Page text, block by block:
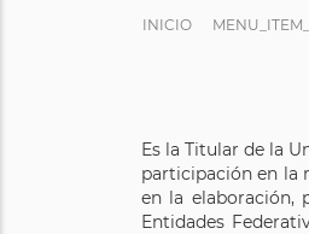
INICIO
Es la Titular de la
participación en la
en la elaboración,
Entidades